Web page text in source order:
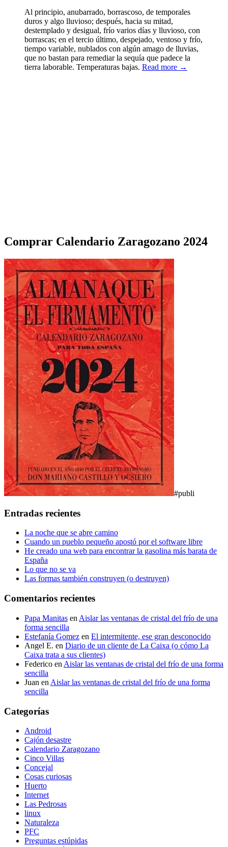
Al principio, anubarrado, borrascoso, de temporales
duros y algo lluvioso; después, hacia su mitad,
destemplado y desigual, frío varios días y lluvioso, con
borrascas; en el tercio último, despejado, ventoso y frío,
tiempo variable, nublados con algún amago de lluvias,
que no bastan para remediar la sequía que padece la
tierra laborable. Temperaturas bajas. Read more →
Comprar Calendario Zaragozano 2024
#publi
Entradas recientes
La noche que se abre camino
Cuando un pueblo pequeño apostó por el software libre
He creado una web para encontrar la gasolina más barata de
España
Lo que no se va
Las formas también construyen (o destruyen)
Comentarios recientes
Papa Manitas en Aislar las ventanas de cristal del frío de una
forma sencilla
Estefanía Gomez en El intermitente, ese gran desconocido
Angel E. en Diario de un cliente de La Caixa (o cómo La
Caixa trata a sus clientes)
Federico en Aislar las ventanas de cristal del frío de una forma
sencilla
Juan en Aislar las ventanas de cristal del frío de una forma
sencilla
Categorías
Android
Cajón desastre
Calendario Zaragozano
Cinco Villas
Concejal
Cosas curiosas
Huerto
Internet
Las Pedrosas
linux
Naturaleza
PFC
Preguntas estúpidas